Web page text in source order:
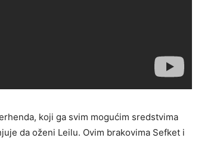
koji ga svim mogućim sredstvima
da oženi Leilu. Ovim brakovima Sefket i